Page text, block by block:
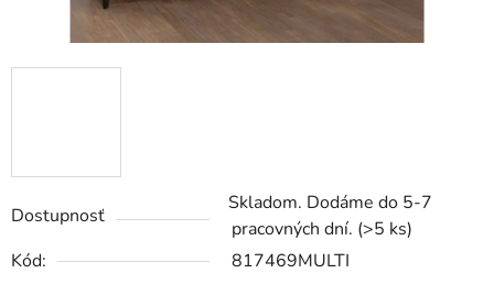
Dostupnosť
Skladom. Dodáme do 5-7
pracovných dní. (>5 ks)
Kód:
817469MULTI